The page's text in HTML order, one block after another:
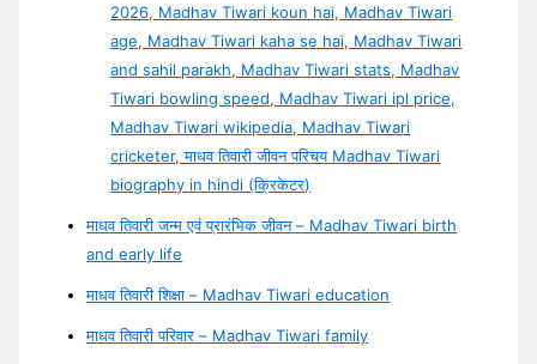
2026, Madhav Tiwari koun hai, Madhav Tiwari
age, Madhav Tiwari kaha se hai, Madhav Tiwari
and sahil parakh, Madhav Tiwari stats, Madhav
Tiwari bowling speed, Madhav Tiwari ipl price,
Madhav Tiwari wikipedia, Madhav Tiwari
cricketer, माधव तिवारी जीवन परिचय Madhav Tiwari
biography in hindi (क्रिकेटर)
माधव तिवारी जन्म एवं प्रारंभिक जीवन – Madhav Tiwari birth
and early life
माधव तिवारी शिक्षा – Madhav Tiwari education
माधव तिवारी परिवार – Madhav Tiwari family